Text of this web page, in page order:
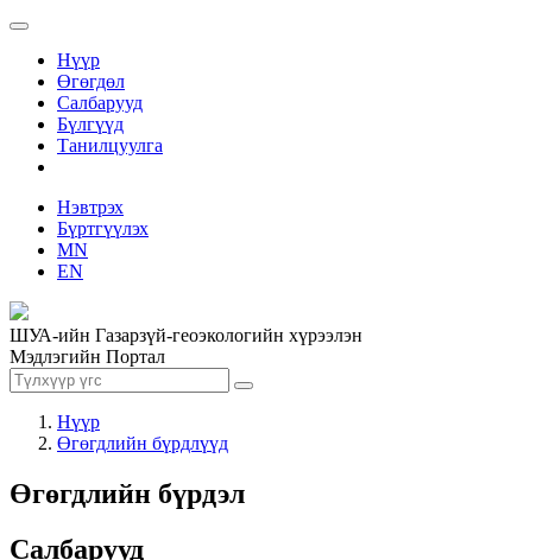
Нүүр
Өгөгдөл
Салбарууд
Бүлгүүд
Танилцуулга
Нэвтрэх
Бүртгүүлэх
MN
EN
ШУА-ийн Газарзүй-геоэкологийн хүрээлэн
Мэдлэгийн Портал
Нүүр
Өгөгдлийн бүрдлүүд
Өгөгдлийн бүрдэл
Салбарууд